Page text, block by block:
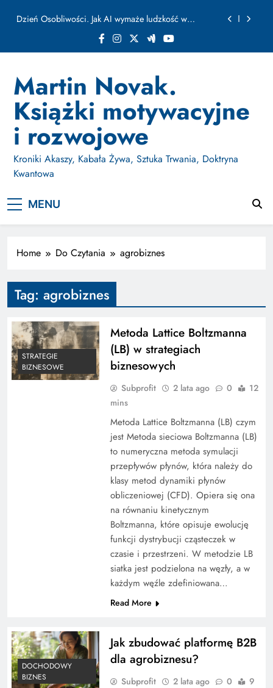
Jak Budować Myślokształty Powodzenia
Jak Projektować i Aktywować Myślokształty dla
Osiągania Celów w Codziennym Życiu
Dzień Osobliwości. Jak AI wymaże ludzkość w
ułamku sekundy
Jak Budować Myślokształty Powodzenia
Jak Projektować i Aktywować Myślokształty dla
Osiągania Celów w Codziennym Życiu
Martin Novak.
Książki motywacyjne
i rozwojowe
Kroniki Akaszy, Kabała Żywa, Sztuka Trwania, Doktryna
Kwantowa
MENU
Home Do Czytania agrobiznes
Tag: agrobiznes
STRATEGIE
BIZNESOWE
Metoda Lattice Boltzmanna
(LB) w strategiach
biznesowych
Subprofit 2 lata ago 0
12
mins
Metoda Lattice Boltzmanna (LB) czym
jest Metoda sieciowa Boltzmanna (LB)
to numeryczna metoda symulacji
przepływów płynów, która należy do
klasy metod dynamiki płynów
obliczeniowej (CFD). Opiera się ona
na równaniu kinetycznym
Boltzmanna, które opisuje ewolucję
funkcji dystrybucji cząsteczek w
czasie i przestrzeni. W metodzie LB
siatka jest podzielona na węzły, a w
każdym węźle zdefiniowana…
Read More
DOCHODOWY
BIZNES
Jak zbudować platformę B2B
dla agrobiznesu?
Subprofit 2 lata ago 0
9